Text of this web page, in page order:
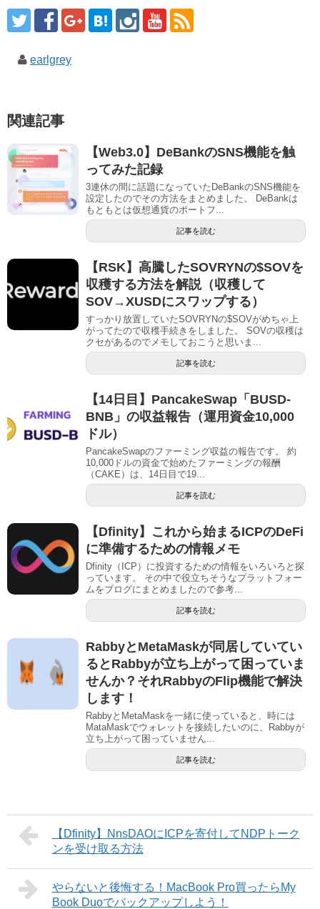
earlgrey
関連記事
【Web3.0】DeBankのSNS機能を触
ってみた記録
3連休の間に話題になっていたDeBankのSNS機能を
設定したのでその方法をまとめました。 DeBankは
もともとは仮想通貨のポートフ...
記事を読む
【RSK】高騰したSOVRYNの$SOVを
収穫する方法を解説（収穫して
SOV→XUSDにスワップする）
すっかり放置していたSOVRYNの$SOVがめちゃ上
がってたので収穫手続きをしました。 SOVの収穫は
クセがあるのでメモしておこうと思いま...
記事を読む
【14日目】PancakeSwap「BUSD-
BNB」の収益報告（運用資金10,000
ドル）
PancakeSwapのファーミング収益の報告です。 約
10,000ドルの資金で始めたファーミングの報酬
（CAKE）は、14日目で19...
記事を読む
【Dfinity】これから始まるICPのDeFi
に準備するための情報メモ
Dfinity（ICP）に投資するための情報をいろいろと探
っています。 その中で役立ちそうなプラットフォー
ムをブログにまとめましたので参考...
記事を読む
RabbyとMetaMaskが同居していてい
るとRabbyが立ち上がって困っていま
せんか？それRabbyのFlip機能で解決
します！
RabbyとMetaMaskを一緒に使っていると、時には
MataMaskでウォレットを接続したいのに、Rabbyが
立ち上がって困っていません...
記事を読む
【Dfinity】NnsDAOにICPを寄付してNDPトーク
ンを受け取る方法
やらないと後悔する！MacBook Pro買ったらMy
Book Duoでバックアップしよう！